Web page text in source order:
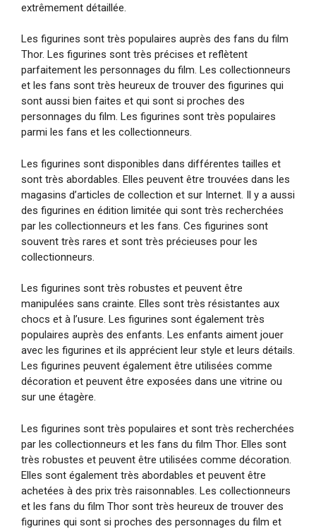
extrêmement détaillée.
Les figurines sont très populaires auprès des fans du film
Thor. Les figurines sont très précises et reflètent
parfaitement les personnages du film. Les collectionneurs
et les fans sont très heureux de trouver des figurines qui
sont aussi bien faites et qui sont si proches des
personnages du film. Les figurines sont très populaires
parmi les fans et les collectionneurs.
Les figurines sont disponibles dans différentes tailles et
sont très abordables. Elles peuvent être trouvées dans les
magasins d’articles de collection et sur Internet. Il y a aussi
des figurines en édition limitée qui sont très recherchées
par les collectionneurs et les fans. Ces figurines sont
souvent très rares et sont très précieuses pour les
collectionneurs.
Les figurines sont très robustes et peuvent être
manipulées sans crainte. Elles sont très résistantes aux
chocs et à l’usure. Les figurines sont également très
populaires auprès des enfants. Les enfants aiment jouer
avec les figurines et ils apprécient leur style et leurs détails.
Les figurines peuvent également être utilisées comme
décoration et peuvent être exposées dans une vitrine ou
sur une étagère.
Les figurines sont très populaires et sont très recherchées
par les collectionneurs et les fans du film Thor. Elles sont
très robustes et peuvent être utilisées comme décoration.
Elles sont également très abordables et peuvent être
achetées à des prix très raisonnables. Les collectionneurs
et les fans du film Thor sont très heureux de trouver des
figurines qui sont si proches des personnages du film et